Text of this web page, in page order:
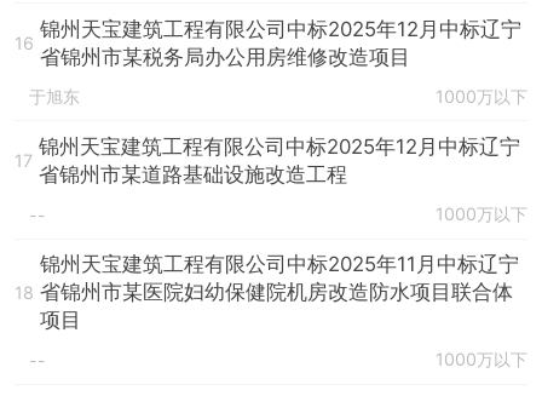
16
锦州天宝建筑工程有限公司中标2025年12月中标辽宁
省锦州市某税务局办公用房维修改造项目
于旭东 1000万以下
17
锦州天宝建筑工程有限公司中标2025年12月中标辽宁
省锦州市某道路基础设施改造工程
-- 1000万以下
18
锦州天宝建筑工程有限公司中标2025年11月中标辽宁
省锦州市某医院妇幼保健院机房改造防水项目联合体
项目
-- 1000万以下